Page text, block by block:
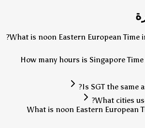
What is noon Eastern European Time
How many hours is Singapore
Is SGT the same
What cities
What is noon Eastern European